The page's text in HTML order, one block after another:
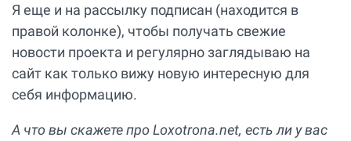
Я еще и на рассылку подписан (находится в
правой колонке), чтобы получать свежие
новости проекта и регулярно заглядываю на
сайт как только вижу новую интересную для
себя информацию.
А что вы скажете про Loxotrona.net, есть ли у вас